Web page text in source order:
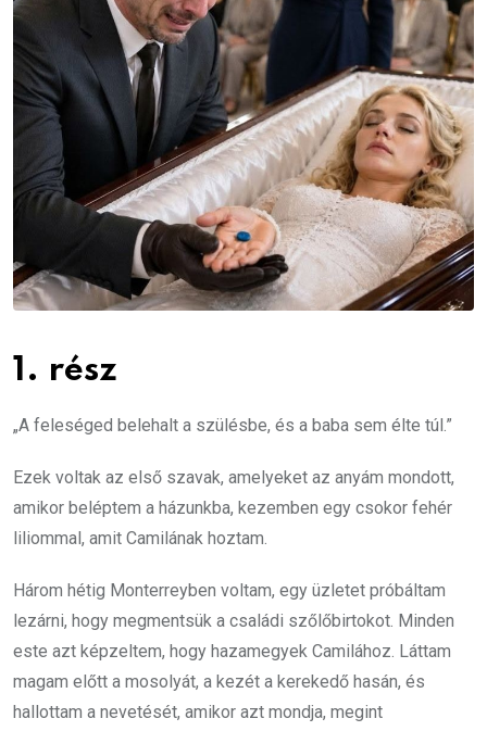
1. rész
„A feleséged belehalt a szülésbe, és a baba sem élte túl.”
Ezek voltak az első szavak, amelyeket az anyám mondott,
amikor beléptem a házunkba, kezemben egy csokor fehér
liliommal, amit Camilának hoztam.
Három hétig Monterreyben voltam, egy üzletet próbáltam
lezárni, hogy megmentsük a családi szőlőbirtokot. Minden
este azt képzeltem, hogy hazamegyek Camilához. Láttam
magam előtt a mosolyát, a kezét a kerekedő hasán, és
hallottam a nevetését, amikor azt mondja, megint